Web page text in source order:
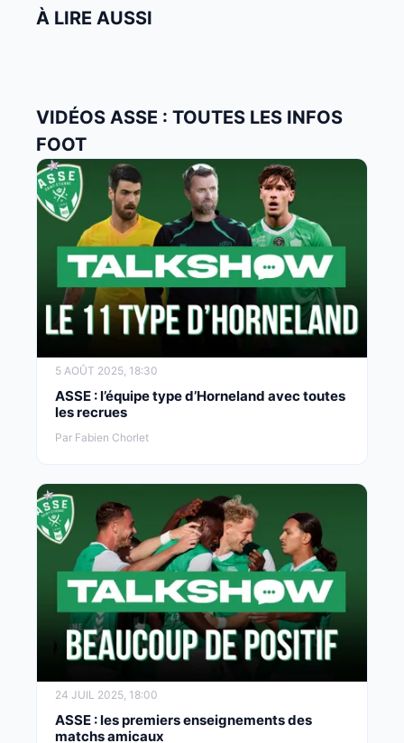
À LIRE AUSSI
VIDÉOS ASSE : TOUTES LES INFOS
FOOT
5 AOÛT 2025, 18:30
ASSE : l’équipe type d’Horneland avec toutes
les recrues
Par Fabien Chorlet
24 JUIL 2025, 18:00
ASSE : les premiers enseignements des
matchs amicaux